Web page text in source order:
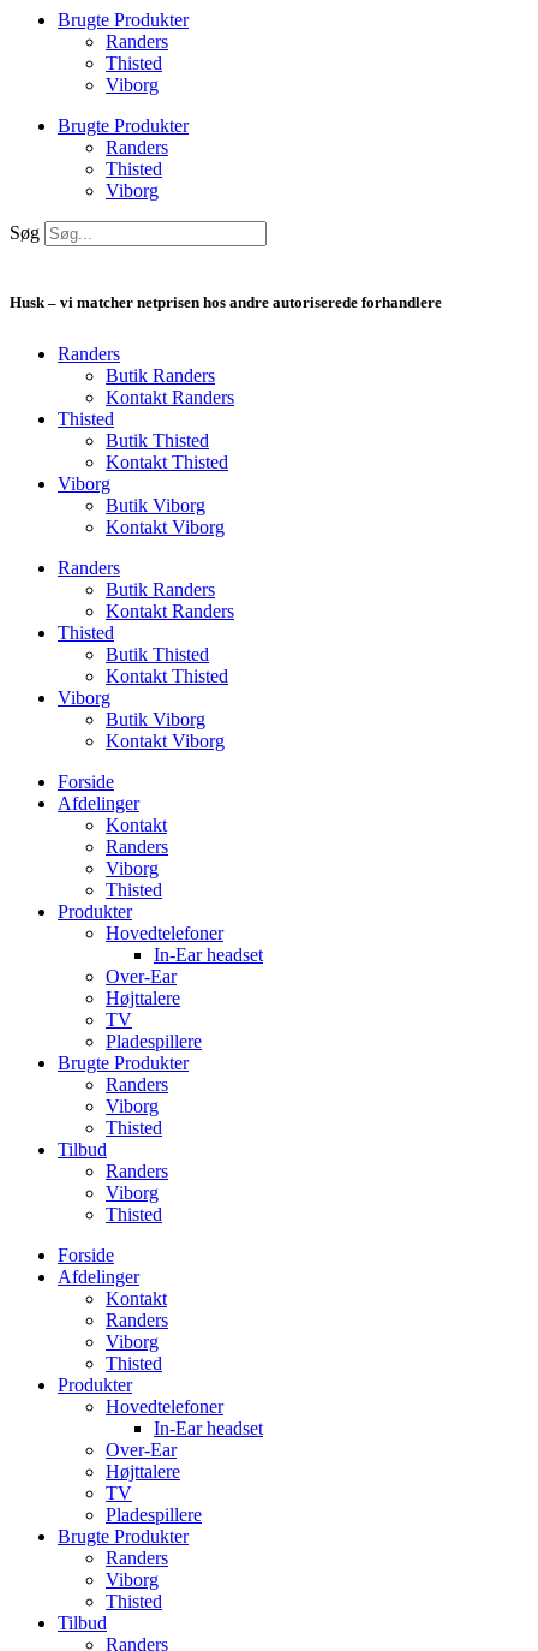
Brugte Produkter
Randers
Thisted
Viborg
Brugte Produkter
Randers
Thisted
Viborg
Søg
Husk – vi matcher netprisen hos andre autoriserede forhandlere
Randers
Butik Randers
Kontakt Randers
Thisted
Butik Thisted
Kontakt Thisted
Viborg
Butik Viborg
Kontakt Viborg
Randers
Butik Randers
Kontakt Randers
Thisted
Butik Thisted
Kontakt Thisted
Viborg
Butik Viborg
Kontakt Viborg
Forside
Afdelinger
Kontakt
Randers
Viborg
Thisted
Produkter
Hovedtelefoner
In-Ear headset
Over-Ear
Højttalere
TV
Pladespillere
Brugte Produkter
Randers
Viborg
Thisted
Tilbud
Randers
Viborg
Thisted
Forside
Afdelinger
Kontakt
Randers
Viborg
Thisted
Produkter
Hovedtelefoner
In-Ear headset
Over-Ear
Højttalere
TV
Pladespillere
Brugte Produkter
Randers
Viborg
Thisted
Tilbud
Randers